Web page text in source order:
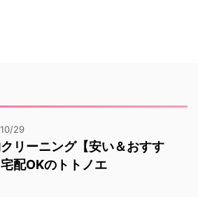
29
リーニング【安い＆おすす
配OKのトトノエ